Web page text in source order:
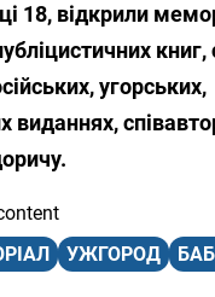
18, відкрили
книг,
угорських,
виданнях,
УЖГОРОД